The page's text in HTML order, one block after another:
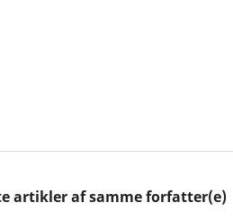
artikler af samme forfatter(e)